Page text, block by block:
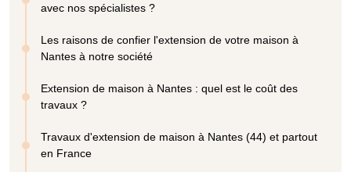
avec nos spécialistes ?
Les raisons de confier l'extension de votre maison à
Nantes à notre société
Extension de maison à Nantes : quel est le coût des
travaux ?
Travaux d'extension de maison à Nantes (44) et partout
en France